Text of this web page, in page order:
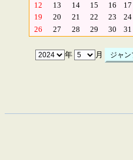
12
13 14 15 16 17
19
20 21 22 23 24
26
27 28 29 30 31
年 月